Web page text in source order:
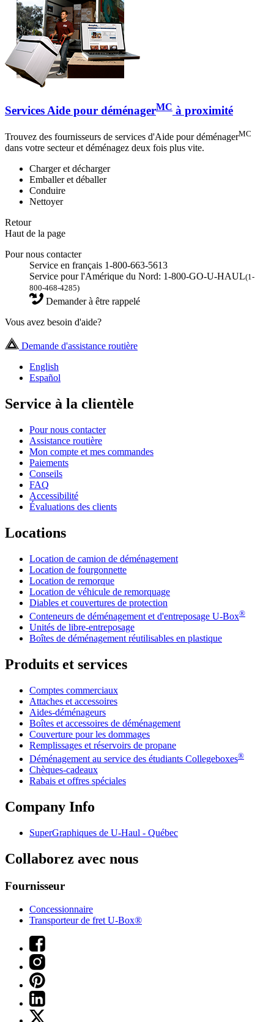
Services Aide pour déménagerMC à proximité
Trouvez des fournisseurs de services d'Aide pour déménagerMC
dans votre secteur et déménagez deux fois plus vite.
Charger et décharger
Emballer et déballer
Conduire
Nettoyer
Retour
Haut de la page
Pour nous contacter
Service en français 1-800-663-5613
Service pour l'Amérique du Nord: 1-800-GO-U-HAUL(1-
800-468-4285)
Demander à être rappelé
Vous avez besoin d'aide?
Demande d'assistance routière
English
Español
Service à la clientèle
Pour nous contacter
Assistance routière
Mon compte et mes commandes
Paiements
Conseils
FAQ
Accessibilité
Évaluations des clients
Locations
Location de camion de déménagement
Location de fourgonnette
Location de remorque
Location de véhicule de remorquage
Diables et couvertures de protection
Conteneurs de déménagement et d'entreposage U-Box®
Unités de libre-entreposage
Boîtes de déménagement réutilisables en plastique
Produits et services
Comptes commerciaux
Attaches et accessoires
Aides-déménageurs
Boîtes et accessoires de déménagement
Couverture pour les dommages
Remplissages et réservoirs de propane
Déménagement au service des étudiants Collegeboxes®
Chèques-cadeaux
Rabais et offres spéciales
Company Info
SuperGraphiques de U-Haul - Québec
Collaborez avec nous
Fournisseur
Concessionnaire
Transporteur de fret U-Box®